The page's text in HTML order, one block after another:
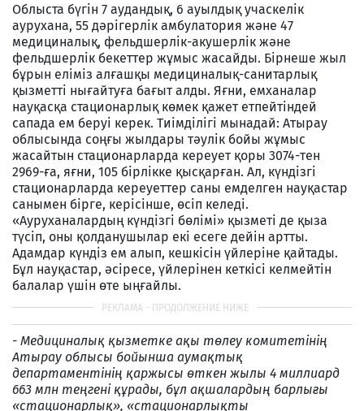
Облыста бүгін 7 аудандық, 6 ауылдық учаскелік
аурухана, 55 дәрігерлік амбулатория және 47
медициналық, фельдшерлік-акушерлік және
фельдшерлік бекеттер жұмыс жасайды. Бірнеше жыл
бұрын еліміз алғашқы медициналық-санитарлық
қызметті нығайтуға бағыт алды. Яғни, емханалар
науқасқа стационарлық көмек қажет етпейтіндей
сапада ем беруі керек. Тиімділігі мынадай: Атырау
облысында соңғы жылдары тәулік бойы жұмыс
жасайтын стационарларда кереует қоры 3074-тен
2969-ға, яғни, 105 бірлікке қысқарған. Ал, күндізгі
стационарларда кереуеттер саны емделген науқастар
санымен бірге, керісінше, өсіп келеді.
«Ауруханалардың күндізгі бөлімі» қызметі де қыза
түсіп, оны қолданушылар екі есеге дейін артты.
Адамдар күндіз ем алып, кешкісін үйлеріне қайтады.
Бұл науқастар, әсіресе, үйлерінен кеткісі келмейтін
балалар үшін өте ыңғайлы.
- Медициналық қызметке ақы төлеу комитетінің
Атырау облысы бойынша аумақтық
департаментінің қаржысы өткен жылы 4 миллиард
663 млн теңгені құрады, бұл ақшалардың барлығы
«стационарлық», «стационарлықты